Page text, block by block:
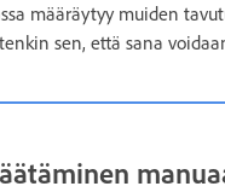
määräytyy muiden
sen, että sana